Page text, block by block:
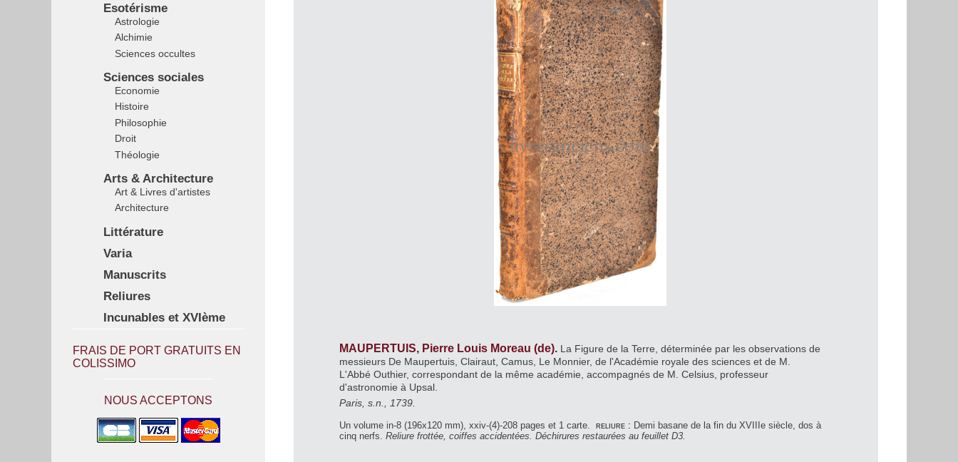
Esotérisme
Astrologie
Alchimie
Sciences occultes
Sciences sociales
Economie
Histoire
Philosophie
Droit
Théologie
Arts & Architecture
Art & Livres d'artistes
Architecture
Littérature
Varia
Manuscrits
Reliures
Incunables et XVIème
FRAIS DE PORT GRATUITS EN
COLISSIMO
NOUS ACCEPTONS
MAUPERTUIS, Pierre Louis Moreau (de). La Figure de la Terre, déterminée par les observations de
messieurs De Maupertuis, Clairaut, Camus, Le Monnier, de l'Académie royale des sciences et de M.
L'Abbé Outhier, correspondant de la même académie, accompagnés de M. Celsius, professeur
d'astronomie à Upsal.
Paris, s.n., 1739.
Un volume in-8 (196x120 mm), xxiv-(4)-208 pages et 1 carte. reliure : Demi basane de la fin du XVIIIe siècle, dos à
cinq nerfs. Reliure frottée, coiffes accidentées. Déchirures restaurées au feuillet D3.